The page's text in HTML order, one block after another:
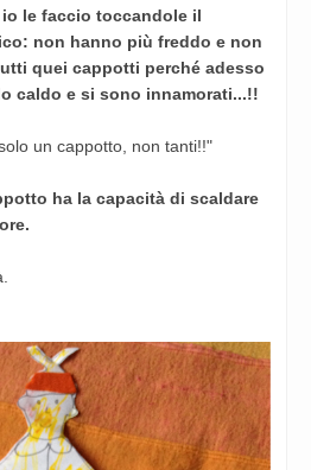
le faccio toccandole il
non hanno più freddo e non
quei cappotti perché adesso
caldo e si sono innamorati...!!
un cappotto, non tanti!!"
ha la capacità di scaldare